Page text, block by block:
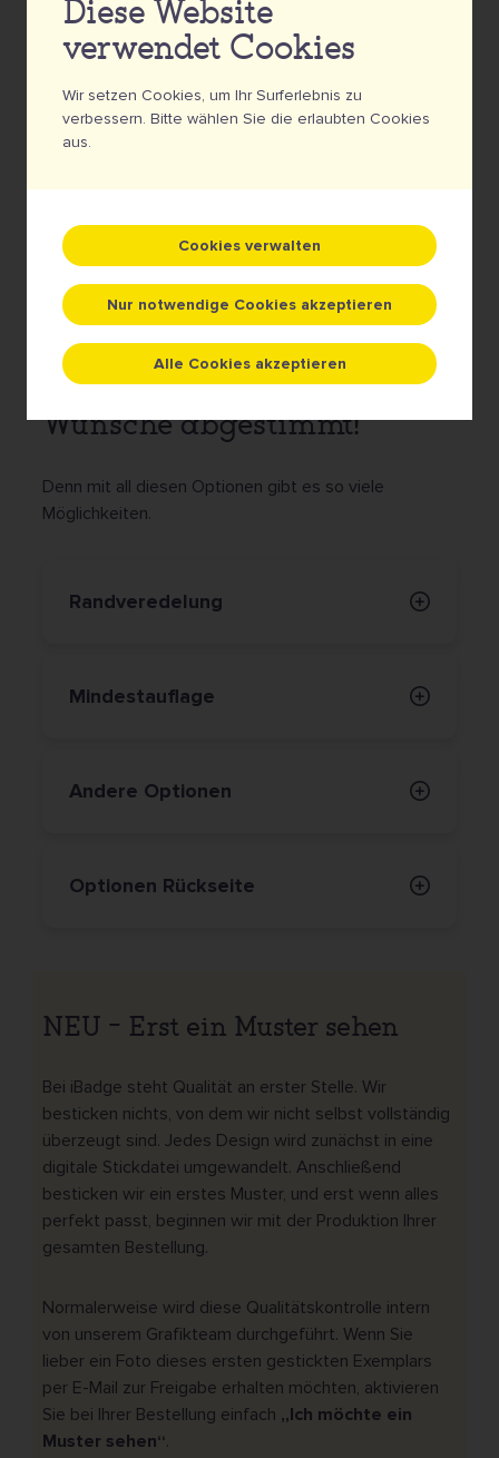
vermeiden)
... hat maximal 8 verschiedene Farben
... hat Buchstaben mit einer Mindesthöhe von 4 mm
... Ist in der Form nicht begrenzt. Kreis, Rechteck,
... Kann XS bis XL sein. Bis zu einer Breite von 40
Laden Sie das technische Datenblatt hier
... ist perfekt auf Ihre
Wünsche abgestimmt!
Denn mit all diesen Optionen gibt es so viele
Möglichkeiten.
Randveredelung
Mindestauflage
Andere Optionen
Optionen Rückseite
NEU – Erst ein Muster sehen
Bei iBadge steht Qualität an erster Stelle. Wir
besticken nichts, von dem wir nicht selbst vollständig
überzeugt sind. Jedes Design wird zunächst in eine
digitale Stickdatei umgewandelt. Anschließend
besticken wir ein erstes Muster, und erst wenn alles
perfekt passt, beginnen wir mit der Produktion Ihrer
gesamten Bestellung.
Normalerweise wird diese Qualitätskontrolle intern
von unserem Grafikteam durchgeführt. Wenn Sie
lieber ein Foto dieses ersten gestickten Exemplars
per E-Mail zur Freigabe erhalten möchten, aktivieren
Sie bei Ihrer Bestellung einfach „Ich möchte ein
Muster sehen“.
Diese Website
verwendet Cookies
Wir setzen Cookies, um Ihr Surferlebnis zu
verbessern. Bitte wählen Sie die erlaubten Cookies
aus.
Cookies verwalten
Nur notwendige Cookies akzeptieren
Alle Cookies akzeptieren